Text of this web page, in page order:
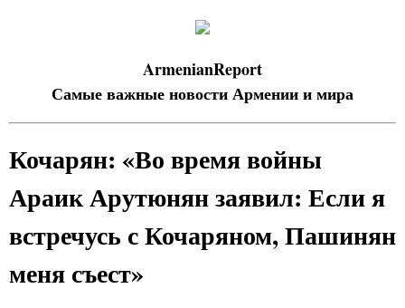
ArmenianReport
Самые важные новости Армении и мира
Кочарян: «Во время войны
Араик Арутюнян заявил: Если я
встречусь с Кочаряном, Пашинян
меня съест»